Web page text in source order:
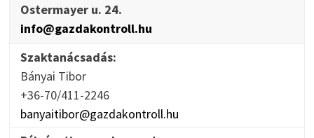
Ostermayer u. 24.
info@gazdakontroll.hu
Szaktanácsadás:
Bányai Tibor
+36-70/411-2246
banyaitibor@gazdakontroll.hu